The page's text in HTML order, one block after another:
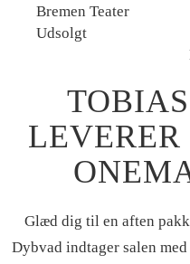
Bremen Teater
Udsolgt
billet
LEVERER
Glæd dig til en aften
Dybvad indtager salen